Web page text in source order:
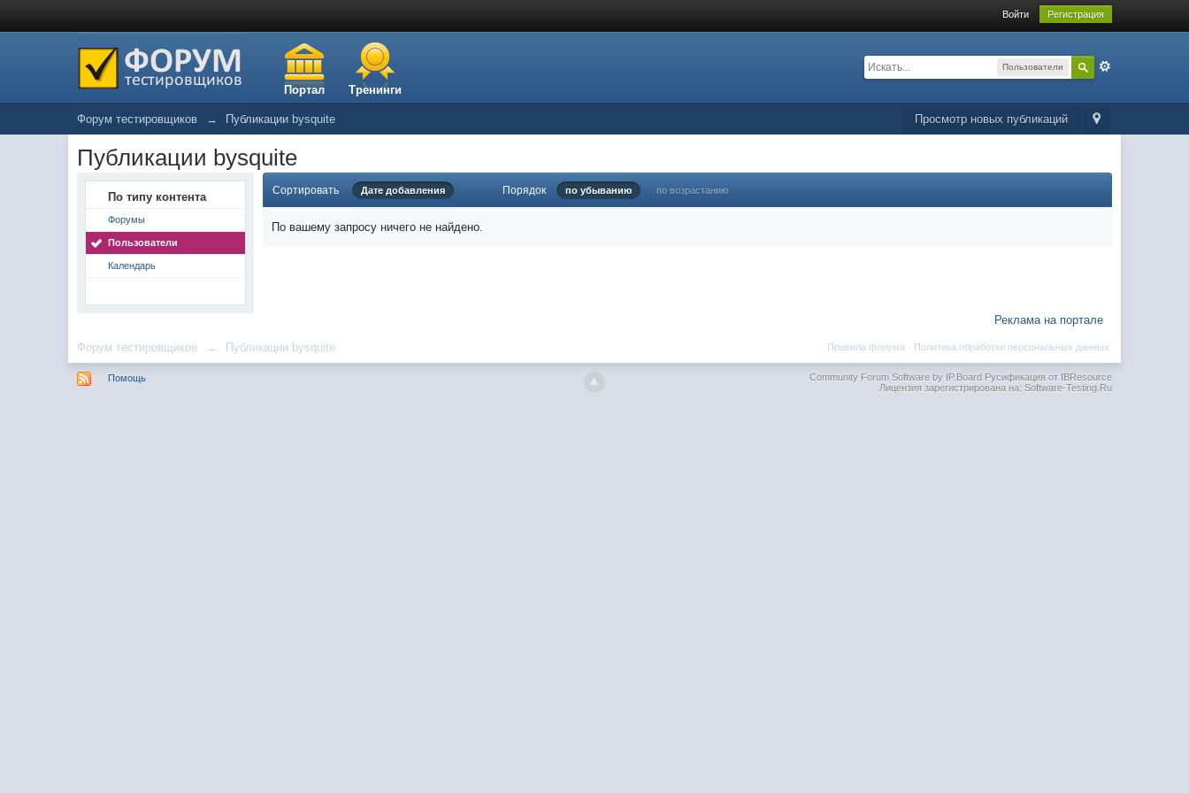
Войти Регистрация
Портал Тренинги
Пользователи
Просмотр новых публикаций
Форум тестировщиков → Публикации bysquite
Публикации bysquite
По типу контента
Форумы
Пользователи
Календарь
Сортировать Дате добавления Порядок по убыванию по возрастанию
По вашему запросу ничего не найдено.
Реклама на портале
Форум тестировщиков → Публикации bysquite Политика обработки персональных данных
Правила форума ·
Помощь Community Forum Software by IP.BoardРусификация от IBResource
Лицензия зарегистрирована на: Software-Testing.Ru